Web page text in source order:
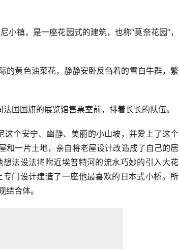
镇，是一座花园式的建筑，也称“莫奈花园”，
的黄色油菜花，静静安卧反刍着的雪白牛群，繁
国国旗的展览馆售票室前，排着长长的队伍。
个安宁、幽静、美丽的小山坡，并爱上了这个
和一片土地，亲自将老屋设计改造成了自己的居
法设法将附近埃普特河的流水巧妙的引入大花
门设计建造了一座他最喜欢的日本式小桥。所
合体。